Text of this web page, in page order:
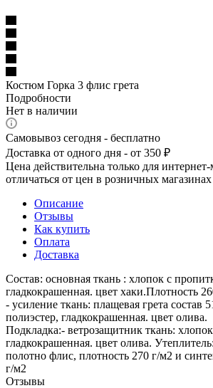
Костюм Горка 3 флис грета
Подробности
Нет в наличии
Самовывоз сегодня - бесплатно
Доставка от одного дня - от 350 ₽
Цена действительна только для
отличаться от цен в розничных магазинах
Описание
Отзывы
Как купить
Оплата
Доставка
Состав: основная ткань : хлопок с
гладкокрашенная. цвет хаки.Плотность
- усиление ткань: плащевая грета состав
полиэстер, гладкокрашенная. цвет олива.
Подкладка:- ветрозащитник ткань:
гладкокрашенная. цвет олива.
полотно флис, плотность 270 г/м2 и
г/м2
Отзывы